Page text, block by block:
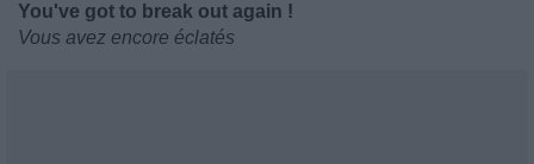
You've got to break out again !
Vous avez encore éclatés